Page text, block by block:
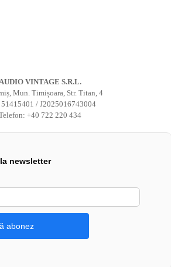
AUDIO VINTAGE S.R.L.
Mun. Timișoara, Str. Titan, 4
/ J2025016743004
+40 722 220 434
newsletter